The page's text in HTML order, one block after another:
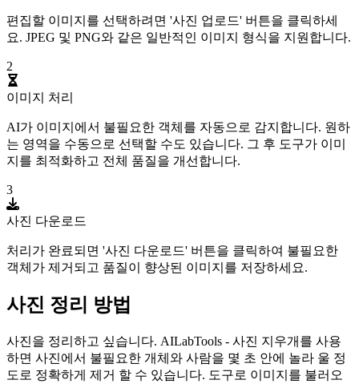
편집할 이미지를 선택하려면 '사진 업로드' 버튼을 클릭하세
요. JPEG 및 PNG와 같은 일반적인 이미지 형식을 지원합니다.
2
이미지 처리
AI가 이미지에서 불필요한 객체를 자동으로 감지합니다. 원하
는 영역을 수동으로 선택할 수도 있습니다. 그 후 도구가 이미
지를 최적화하고 전체 품질을 개선합니다.
3
사진 다운로드
처리가 완료되면 '사진 다운로드' 버튼을 클릭하여 불필요한
객체가 제거되고 품질이 향상된 이미지를 저장하세요.
사진 정리 방법
사진을 정리하고 싶습니다. AILabTools - 사진 지우개를 사용
하면 사진에서 불필요한 개체와 사람을 몇 초 안에 놀라 울 정
도로 정확하게 제거 할 수 있습니다. 도구로 이미지를 불러오